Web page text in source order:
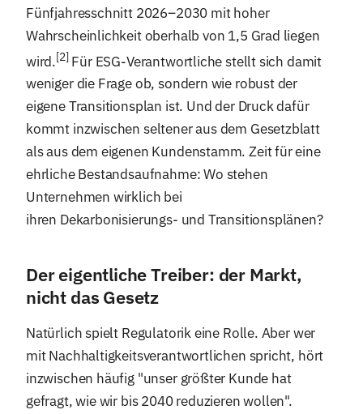
Fünfjahresschnitt 2026–2030 mit hoher
Wahrscheinlichkeit oberhalb von 1,5 Grad liegen
wird.[2]Für ESG-Verantwortliche stellt sich damit
weniger die Frage ob, sondern wie robust der
eigene Transitionsplan ist. Und der Druck dafür
kommt inzwischen seltener aus dem Gesetzblatt
als aus dem eigenen Kundenstamm. Zeit für eine
ehrliche Bestandsaufnahme: Wo stehen
Unternehmen wirklich bei
ihren Dekarbonisierungs- und Transitionsplänen?
Der eigentliche Treiber: der Markt,
nicht das Gesetz
Natürlich spielt Regulatorik eine Rolle. Aber wer
mit Nachhaltigkeitsverantwortlichen spricht, hört
inzwischen häufig "unser größter Kunde hat
gefragt, wie wir bis 2040 reduzieren wollen".